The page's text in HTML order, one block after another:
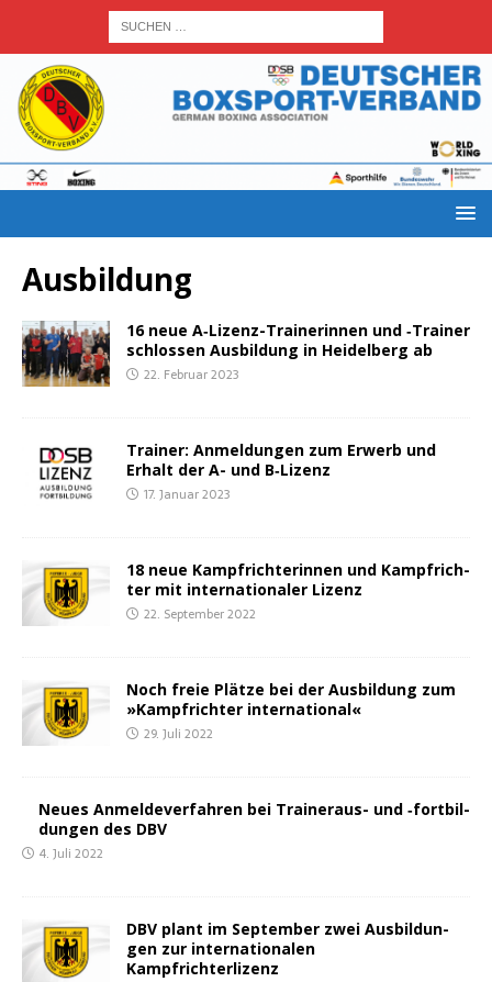
Ausbildung
16 neue A‑Li­zenz-Trai­ne­rin­nen und ‑Trai­ner
schlos­sen Aus­bil­dung in Hei­del­berg ab
22. Februar 2023
Trai­ner: Anmel­dun­gen zum Erwerb und
Erhalt der A- und B‑Lizenz
17. Januar 2023
18 neue Kampf­rich­te­rin­nen und Kampf­rich­
ter mit inter­na­tio­na­ler Lizenz
22. September 2022
Noch freie Plät­ze bei der Aus­bil­dung zum
»Kampf­rich­ter international«
29. Juli 2022
Neu­es Anmel­de­ver­fah­ren bei Trai­ner­aus- und ‑fort­bil­
dun­gen des DBV
4. Juli 2022
DBV plant im Sep­tem­ber zwei Aus­bil­dun­
gen zur inter­na­tio­na­len
Kampfrichterlizenz